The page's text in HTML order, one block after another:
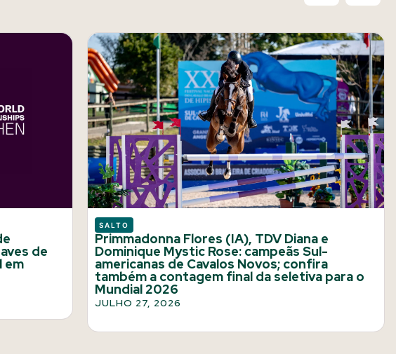
de
em
SALTO
Primmadonna Flores (IA), TDV Diana e
Dominique Mystic Rose: campeãs Sul-
americanas de Cavalos Novos; confira
também a contagem final da seletiva para o
Mundial 2026
JULHO 27, 2026